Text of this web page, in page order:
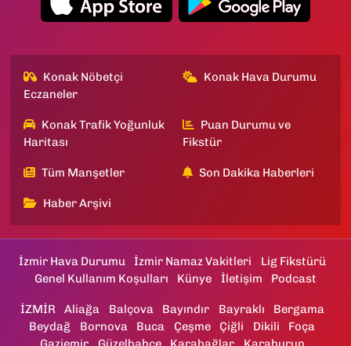
Konak Nöbetçi
Eczaneler
Konak Hava Durumu
Konak Trafik Yoğunluk
Haritası
Puan Durumu ve
Fikstür
Tüm Manşetler Son Dakika Haberleri
Haber Arşivi
İzmir Hava Durumu İzmir Namaz Vakitleri
Lig Fikstürü
Genel Kullanım Koşulları
Künye İletişim Podcast
İZMİR Aliağa Balçova Bayındır Bayraklı
Bergama
Beydağ
Bornova Buca Çeşme Çiğli Dikili
Foça